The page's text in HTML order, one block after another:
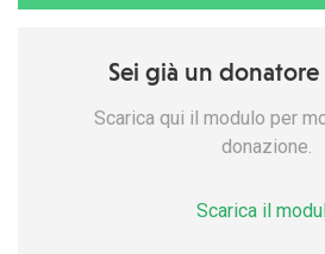
Sei già un
Scarica qui il modulo per
donazione.
Scarica il